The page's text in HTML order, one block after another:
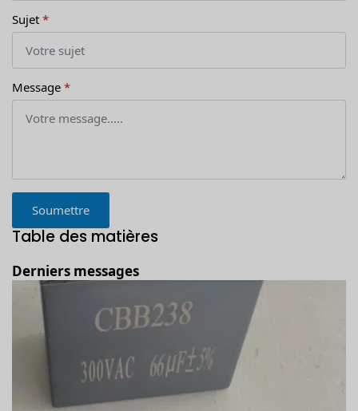
Sujet *
Message *
Soumettre
Table des matières
Derniers messages